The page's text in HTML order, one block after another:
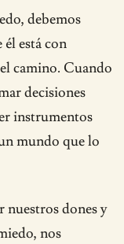
debemos
está con
camino. Cuando
decisiones
instrumentos
mundo que lo
nuestros dones y
nos